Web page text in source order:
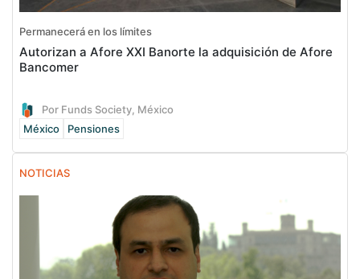
Permanecerá en los límites
Autorizan a Afore XXI Banorte la adquisición de Afore
Bancomer
Por Funds Society, México
México
Pensiones
NOTICIAS